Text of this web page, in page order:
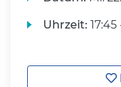
Uhrzeit: 17:45